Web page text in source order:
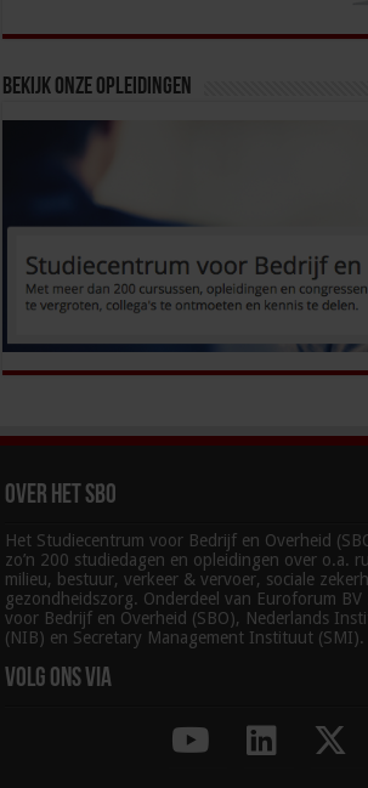
Bekijk onze opleidingen
Over het SBO
Het Studiecentrum voor Bedrijf en Overheid
zo’n 200 studiedagen en opleidingen over o.a.
milieu, bestuur, verkeer & vervoer, sociale
gezondheidszorg. Onderdeel van Euroforum
voor Bedrijf en Overheid (SBO), Nederlands
(NIB) en Secretary Management Instituut (SMI).
Volg ons via